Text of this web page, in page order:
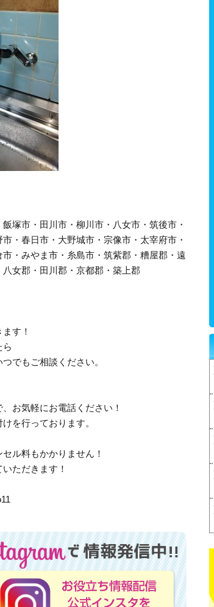
塚市・田川市・柳川市・八女市・筑後市・
・春日市・大野城市・宗像市・太宰府市・
・みやま市・糸島市・筑紫郡・糟屋郡・遠
女郡・田川郡・京都郡・築上郡
す！
ら
でもご相談ください。
お気軽にお電話ください！
を行っております。
ル料もかかりません！
ただきます！